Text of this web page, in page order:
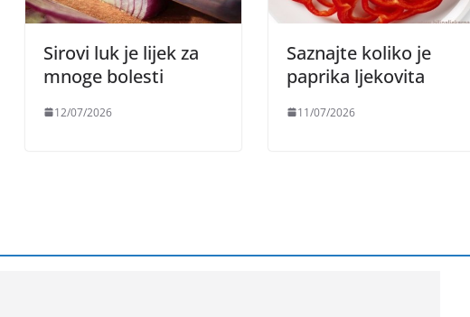
Sirovi luk je lijek za
mnoge bolesti
12/07/2026
Saznajte koliko je
paprika ljekovita
11/07/2026